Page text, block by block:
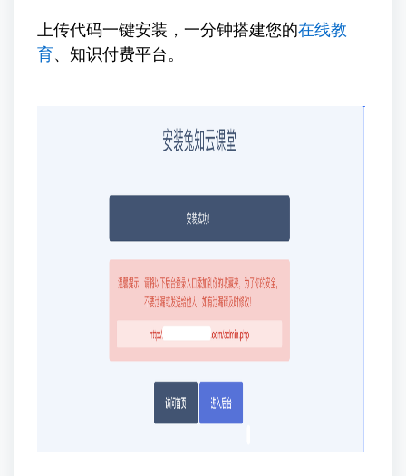
上传代码一键安装，一分钟搭建您的在线教
育、知识付费平台。